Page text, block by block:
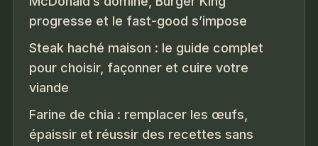
progresse et le fast-good s’impose
Steak haché maison : le guide complet
pour choisir, façonner et cuire votre
viande
Farine de chia : remplacer les œufs,
épaissir et réussir des recettes sans